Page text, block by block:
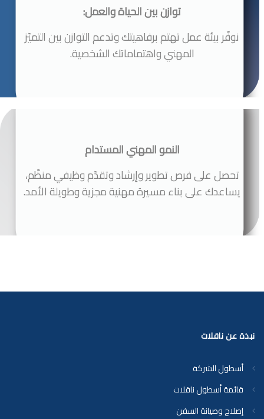
توازن بين الحياة والعمل:
نوفّر بيئة عمل تهتم برفاهيتك وتدعم التوازن بين التميّز
المهني واهتماماتك الشخصية.
النمو المهني المستدام
تحصل على فرص تطوير وإرشاد وتقدّم وظيفي منظّم،
يساعدك على بناء مسيرة مهنية مجزية وطويلة الأمد.
نبذة عن ناقلات
أسطول الشركة
قائمة أسطول ناقلات
إصلاح وصيانة السفن